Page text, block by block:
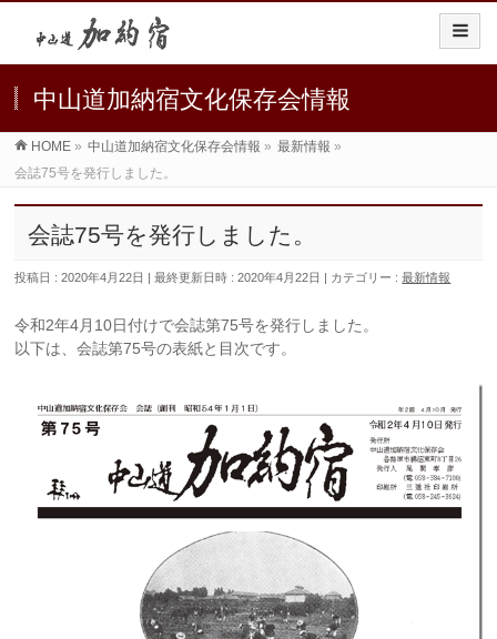
中山道加納宿文化保存会情報
HOME » 中山道加納宿文化保存会情報 » 最新情報 »
会誌75号を発行しました。
会誌75号を発行しました。
投稿日 : 2020年4月22日 最終更新日時 : 2020年4月22日 カテゴリー :最新情報
令和2年4月10日付けで会誌第75号を発行しました。
以下は、会誌第75号の表紙と目次です。